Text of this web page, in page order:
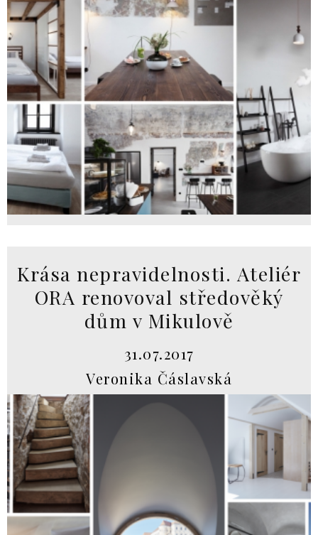
Krása nepravidelnosti. Ateliér
ORA renovoval středověký
dům v Mikulově
31.07.2017
Veronika Čáslavská